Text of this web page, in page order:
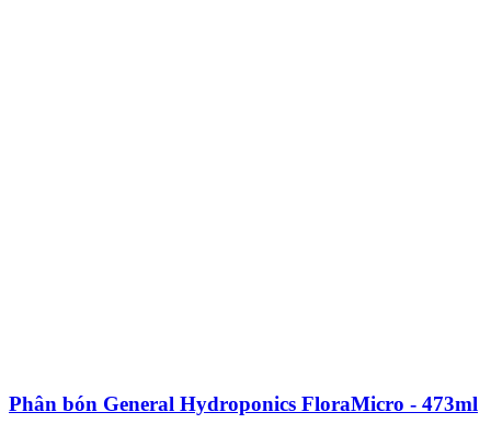
Phân bón General Hydroponics FloraMicro - 473ml